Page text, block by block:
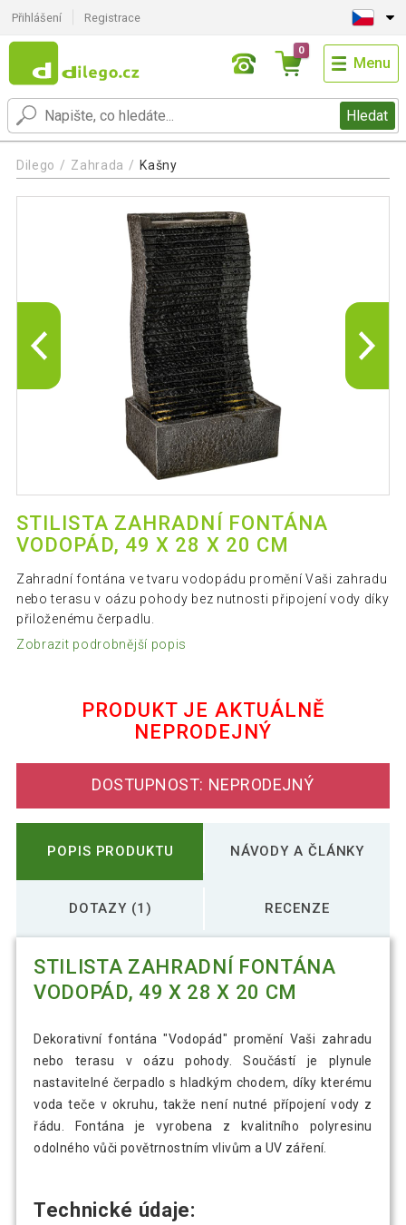
Přihlášení Registrace
Hledat
0
Menu
Dilego Zahrada Kašny
STILISTA ZAHRADNÍ FONTÁNA
VODOPÁD, 49 X 28 X 20 CM
Zahradní fontána ve tvaru vodopádu promění Vaši zahradu
nebo terasu v oázu pohody bez nutnosti připojení vody díky
přiloženému čerpadlu.
Zobrazit podrobnější popis
PRODUKT JE AKTUÁLNĚ
NEPRODEJNÝ
DOSTUPNOST: NEPRODEJNÝ
POPIS PRODUKTU NÁVODY A ČLÁNKY
DOTAZY (1) RECENZE
STILISTA ZAHRADNÍ FONTÁNA
VODOPÁD, 49 X 28 X 20 CM
Dekorativní fontána "Vodopád" promění Vaši zahradu
nebo terasu v oázu pohody. Součástí je plynule
nastavitelné čerpadlo s hladkým chodem, díky kterému
voda teče v okruhu, takže není nutné přípojení vody z
řádu. Fontána je vyrobena z kvalitního polyresinu
odolného vůči povětrnostním vlivům a UV záření.
Technické údaje: